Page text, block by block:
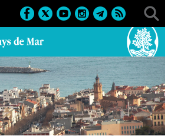
> Cultura > Agenda > 14-11-2017